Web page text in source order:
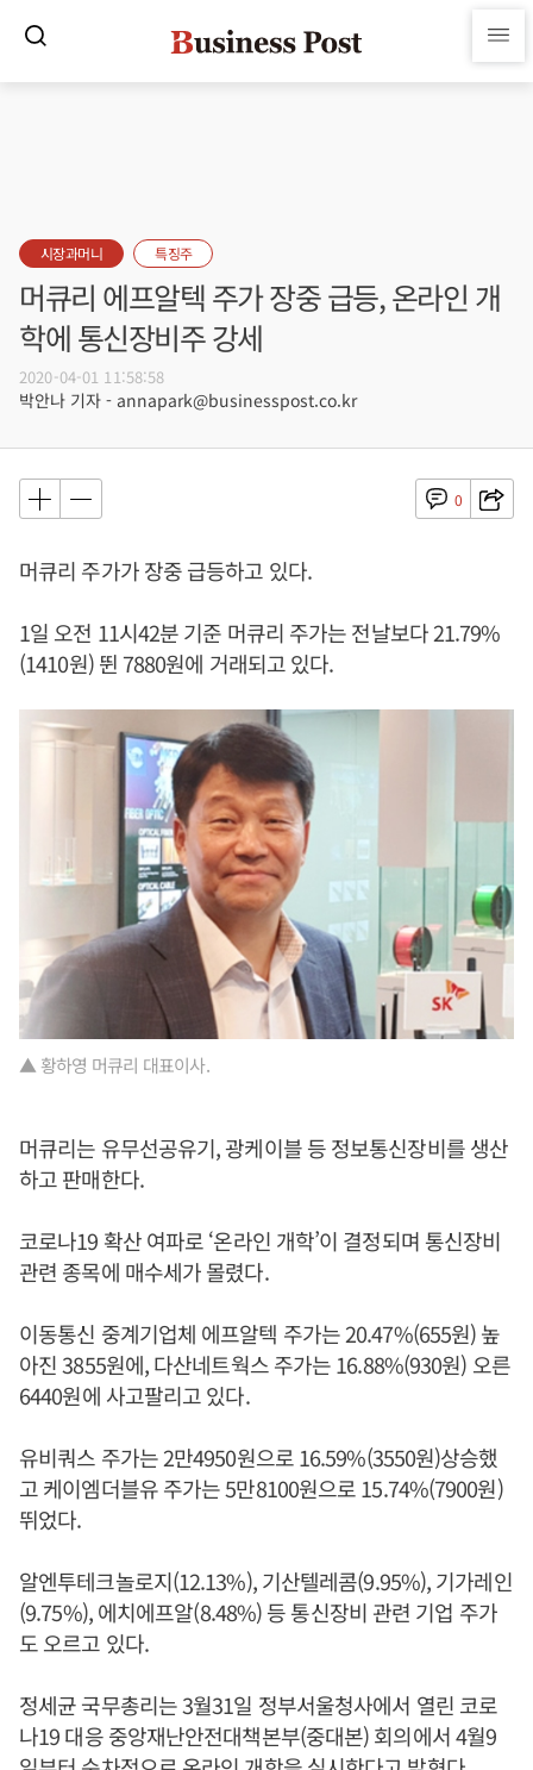
시장과머니 특징주
머큐리 에프알텍 주가 장중 급등, 온라인 개
학에 통신장비주 강세
2020-04-01 11:58:58
박안나 기자 - annapark@businesspost.co.kr
0
머큐리 주가가 장중 급등하고 있다.
1일 오전 11시42분 기준 머큐리 주가는 전날보다 21.79%
(1410원) 뛴 7880원에 거래되고 있다.
▲ 황하영 머큐리 대표이사.
머큐리는 유무선공유기, 광케이블 등 정보통신장비를 생산
하고 판매한다.
코로나19 확산 여파로 ‘온라인 개학’이 결정되며 통신장비
관련 종목에 매수세가 몰렸다.
이동통신 중계기업체 에프알텍 주가는 20.47%(655원) 높
아진 3855원에, 다산네트웍스 주가는 16.88%(930원) 오른
6440원에 사고팔리고 있다.
유비쿼스 주가는 2만4950원으로 16.59%(3550원)상승했
고 케이엠더블유 주가는 5만8100원으로 15.74%(7900원)
뛰었다.
알엔투테크놀로지(12.13%), 기산텔레콤(9.95%), 기가레인
(9.75%), 에치에프알(8.48%) 등 통신장비 관련 기업 주가
도 오르고 있다.
정세균 국무총리는 3월31일 정부서울청사에서 열린 코로
나19 대응 중앙재난안전대책본부(중대본) 회의에서 4월9